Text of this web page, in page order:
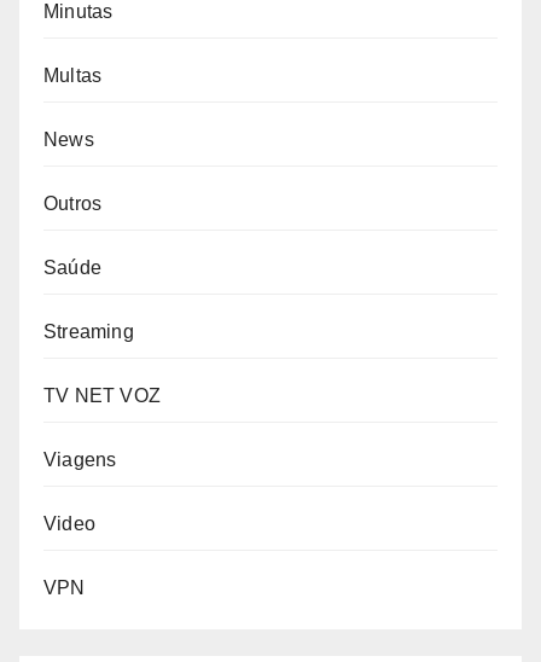
Minutas
Multas
News
Outros
Saúde
Streaming
TV NET VOZ
Viagens
Video
VPN